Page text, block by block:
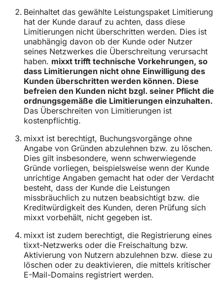
Beinhaltet das gewählte Leistungspaket Limitierung
hat der Kunde darauf zu achten, dass diese
Limitierungen nicht überschritten werden. Dies ist
unabhängig davon ob der Kunde oder Nutzer
seines Netzwerkes die Überschreitung verursacht
haben. mixxt trifft technische Vorkehrungen, so
dass Limitierungen nicht ohne Einwilligung des
Kunden überschritten werden können. Diese
befreien den Kunden nicht bzgl. seiner Pflicht die
ordnungsgemäße die Limitierungen einzuhalten.
Das Überschreiten von Limitierungen ist
kostenpflichtig.
mixxt ist berechtigt, Buchungsvorgänge ohne
Angabe von Gründen abzulehnen bzw. zu löschen.
Dies gilt insbesondere, wenn schwerwiegende
Gründe vorliegen, beispielsweise wenn der Kunde
unrichtige Angaben gemacht hat oder der Verdacht
besteht, dass der Kunde die Leistungen
missbräuchlich zu nutzen beabsichtigt bzw. die
Kreditwürdigkeit des Kunden, deren Prüfung sich
mixxt vorbehält, nicht gegeben ist.
mixxt ist zudem berechtigt, die Registrierung eines
tixxt-Netzwerks oder die Freischaltung bzw.
Aktivierung von Nutzern abzulehnen bzw. diese zu
löschen oder zu deaktivieren, die mittels kritischer
E-Mail-Domains registriert werden.